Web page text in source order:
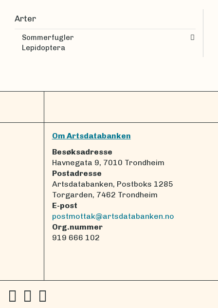
Arter
Sommerfugler
Lepidoptera
Om Artsdatabanken
Besøksadresse
Havnegata 9, 7010 Trondheim
Postadresse
Artsdatabanken, Postboks 1285
Torgarden, 7462 Trondheim
E-post
postmottak@artsdatabanken.no
Org.nummer
919 666 102